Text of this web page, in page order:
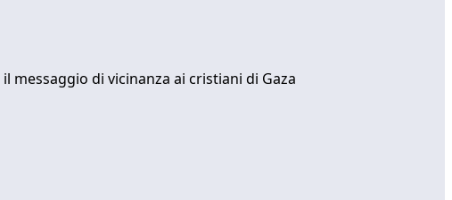
messaggio di vicinanza ai cristiani di Gaza